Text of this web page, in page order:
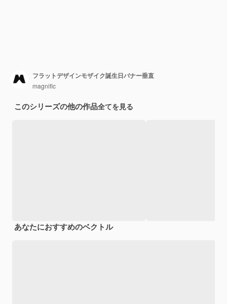
フラットデザインモザイク誕生日バナー垂直
magnific
このシリーズの他の作品全てを見る
あなたにおすすめのベクトル